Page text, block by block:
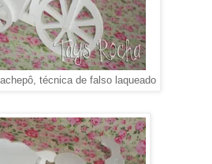
técnica de falso laqueado